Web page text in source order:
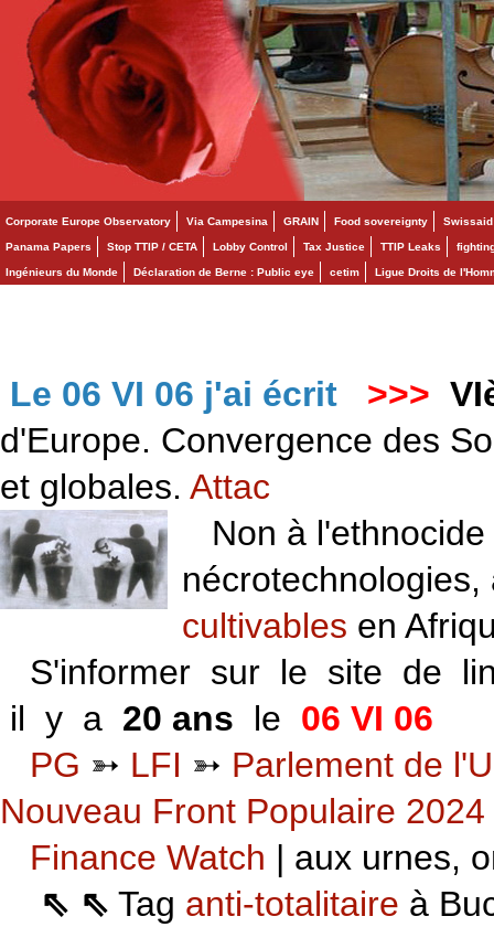
Corporate Europe Observatory Via Campesina GRAIN Food sovereignty Swissaid
Panama Papers Stop TTIP / CETA Lobby Control Tax Justice TTIP Leaks
Ingénieurs du Monde Déclaration de Berne : Public eye cetim Ligue Droits de
Le 06 VI 06 j'ai écrit >>>
d'Europe. Convergence des
et globales. Attac
Non à l'ethnocide
cultivables en
S'informer sur le site de
il y a 20 ans le 06 VI 06
PG ➳ LFI ➳ Parlement de
Nouveau Front Populaire 2024
Finance Watch | aux urnes,
⇖ ⇖ Tag anti-totalitaire à